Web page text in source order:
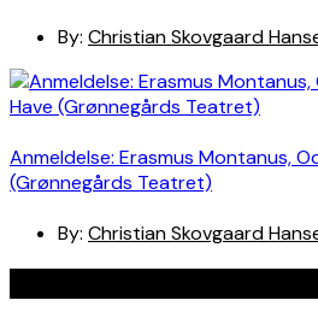
By: Christian Skovgaard
Anmeldelse: Erasmus Montanus,
(Grønnegårds Teatret)
By: Christian Skovgaard